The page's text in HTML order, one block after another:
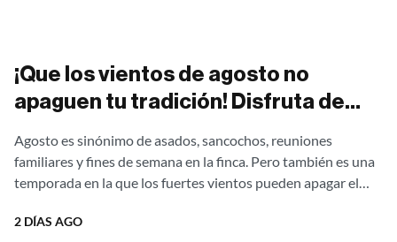
¡Que los vientos de agosto no
apaguen tu tradición! Disfruta de
humo con nuestras estufas
campestres Ergonatura. ¡Aprovecha
el 20% de descuento directo de
Agosto es sinónimo de asados, sancochos, reuniones
familiares y fines de semana en la finca. Pero también es una
temporada en la que los fuertes vientos pueden apagar el
2 DÍAS AGO